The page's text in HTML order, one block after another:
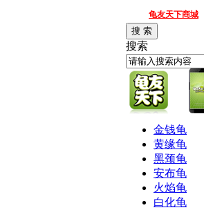
龟友天下商城
搜 索
搜索
金钱龟
黄缘龟
黑颈龟
安布龟
火焰龟
白化龟